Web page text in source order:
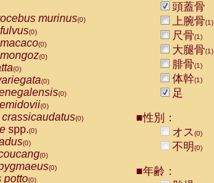
murinus(0)
(0)
(0)
(0)
(0)
(0)
(0)
(0)
crassicaudatus(0)
spp.(0)
(0)
(0)
(0)
potto(0)
頭蓋骨
上腕骨(1)
尺骨(1)
大腿骨(1)
腓骨(1)
体幹(1)
足
■性別：
オス(0)
不明(0)
■年齢：